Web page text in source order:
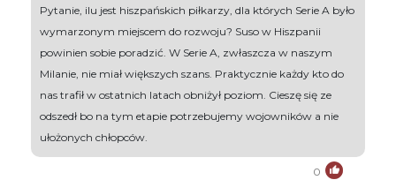
Pytanie, ilu jest hiszpańskich piłkarzy, dla których Serie A było
wymarzonym miejscem do rozwoju? Suso w Hiszpanii
powinien sobie poradzić. W Serie A, zwłaszcza w naszym
Milanie, nie miał większych szans. Praktycznie każdy kto do
nas trafił w ostatnich latach obniżył poziom. Cieszę się ze
odszedł bo na tym etapie potrzebujemy wojowników a nie
ułożonych chłopców.
0